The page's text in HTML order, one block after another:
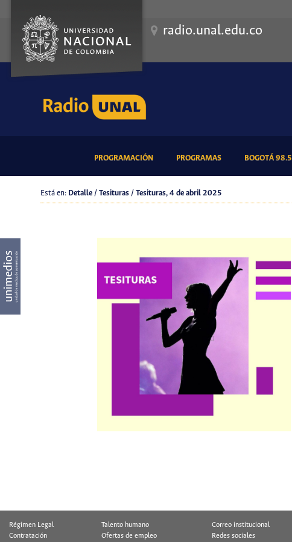
radio.unal.edu.co
PROGRAMACIÓN(CURRENT)PROGRAMAS(CURRENT)BOGOTÁ
Está en: Detalle / Tesituras / Tesituras, 4 de abril 2025
Régimen Legal
Talento humano
Contratación
Ofertas de empleo
Correo institucional
Redes sociales